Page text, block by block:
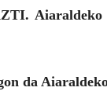
Aiaraldeko
da